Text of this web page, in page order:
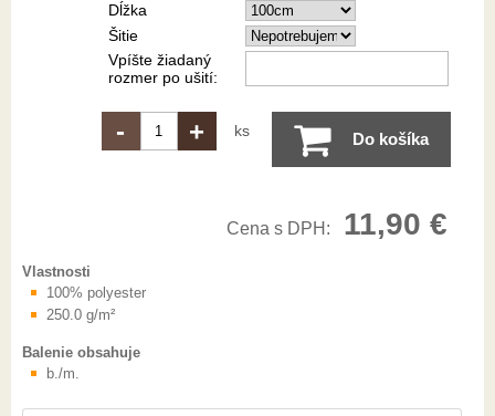
Dĺžka
Šitie
Vpíšte žiadaný
rozmer po ušití:
- + ks Do košíka
Cena s DPH: 11,90 €
Vlastnosti
100% polyester
250.0 g/m²
Balenie obsahuje
b./m.